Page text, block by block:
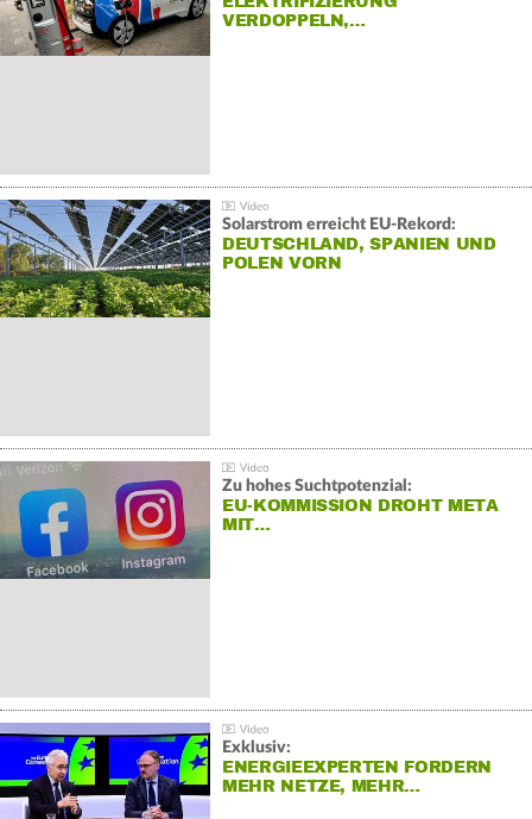
VERDOPPELN,…
Solarstrom erreicht EU-Rekord:
DEUTSCHLAND, SPANIEN UND
POLEN VORN
Zu hohes Suchtpotenzial:
EU-KOMMISSION DROHT META
MIT…
Exklusiv:
ENERGIEEXPERTEN FORDERN
MEHR NETZE, MEHR…